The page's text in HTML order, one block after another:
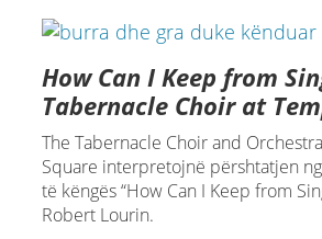
How Can I Keep from
Tabernacle Choir at
The Tabernacle Choir and
Square interpretojnë përshtatjen
të këngës “How Can I Keep from
Robert Lourin.